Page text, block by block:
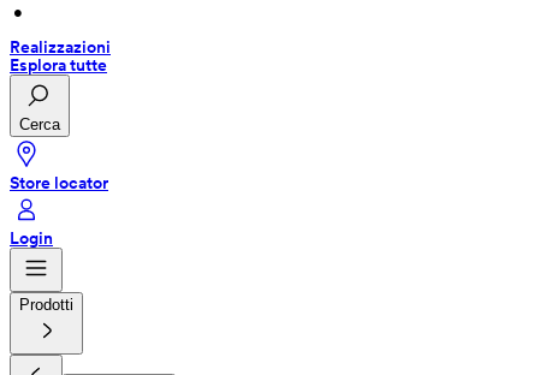
•
Realizzazioni
Esplora tutte
Cerca
Store locator
Login
Prodotti